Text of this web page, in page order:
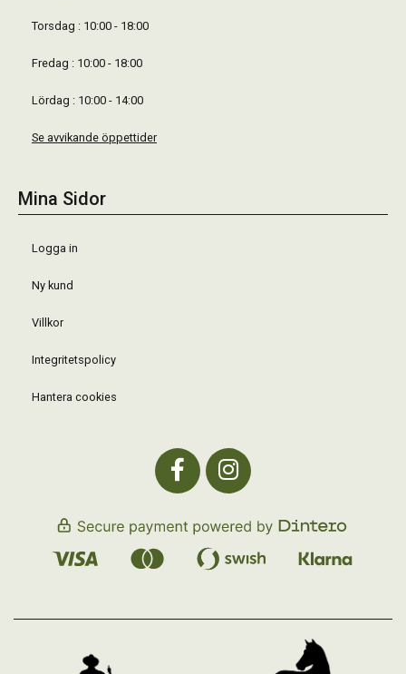
Torsdag : 10:00 - 18:00
Fredag : 10:00 - 18:00
Lördag : 10:00 - 14:00
Se avvikande öppettider
Mina Sidor
Logga in
Ny kund
Villkor
Integritetspolicy
Hantera cookies